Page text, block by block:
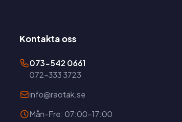
Kontakta oss
073-542 0661
072-333 3723
info@raotak.se
Mån-Fre: 07:00-17:00